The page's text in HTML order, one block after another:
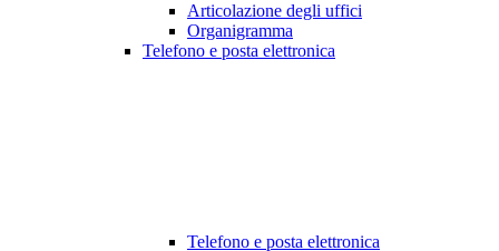
Articolazione degli uffici
Organigramma
Telefono e posta elettronica
Telefono e posta elettronica